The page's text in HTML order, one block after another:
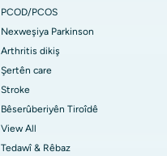
PCOD/PCOS
Nexweşiya Parkinson
Arthritis dikiş
Şertên care
Stroke
Bêserûberiyên Tiroîdê
View All
Tedawî & Rêbaz